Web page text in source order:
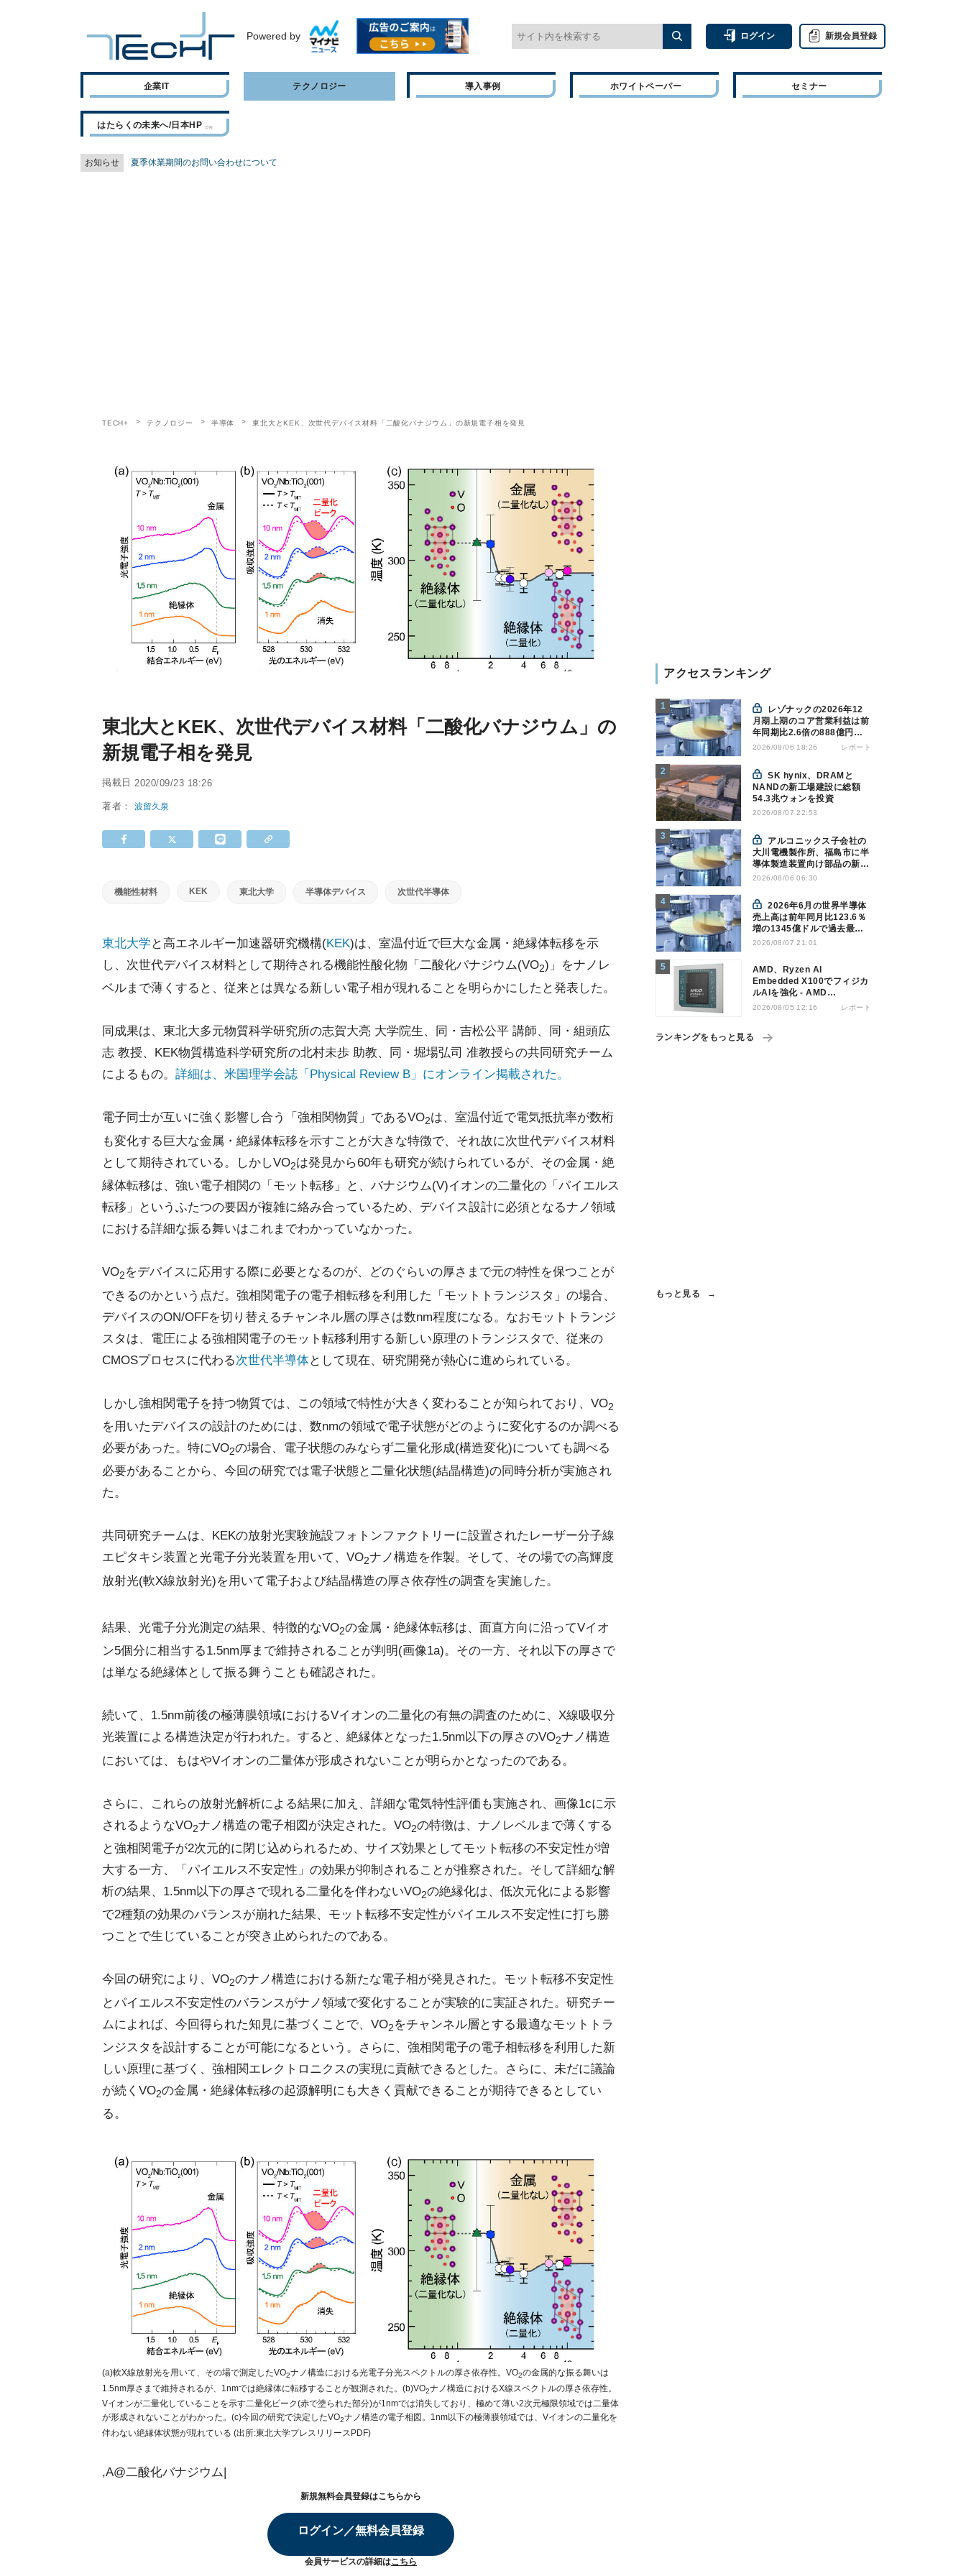
Powered by ログイン 新規会員登録
企業IT テクノロジー 導入事例 ホワイトペーパー セミナー
はたらくの未来へ/日本HP
お知らせ 夏季休業期間のお問い合わせについて
TECH+ テクノロジー 半導体 東北大とKEK、次世代デバイス材料「二酸化バナジウム」の新規電子相を発見
東北大とKEK、次世代デバイス材料「二酸化バナジウム」の
新規電子相を発見
掲載日 2020/09/23 18:26
著者：波留久泉
機能性材料 KEK 東北大学 半導体デバイス 次世代半導体
東北大学 と高エネルギー加速器研究機構(KEK)は、室温付近で巨大な金属・絶縁体転移を示
し、次世代デバイス材料として期待される機能性酸化物「二酸化バナジウム(VO2)」をナノレ
ベルまで薄くすると、従来とは異なる新しい電子相が現れることを明らかにしたと発表した。
同成果は、東北大多元物質科学研究所の志賀大亮 大学院生、同・吉松公平 講師、同・組頭広
志 教授、KEK物質構造科学研究所の北村未歩 助教、同・堀場弘司 准教授らの共同研究チーム
によるもの。 詳細は、米国理学会誌「Physical Review B」にオンライン掲載された。
電子同士が互いに強く影響し合う「強相関物質」であるVO2は、室温付近で電気抵抗率が数桁
も変化する巨大な金属・絶縁体転移を示すことが大きな特徴で、それ故に次世代デバイス材料
として期待されている。しかしVO2は発見から60年も研究が続けられているが、その金属・絶
縁体転移は、強い電子相関の「モット転移」と、バナジウム(V)イオンの二量化の「パイエルス
転移」というふたつの要因が複雑に絡み合っているため、デバイス設計に必須となるナノ領域
における詳細な振る舞いはこれまでわかっていなかった。
VO2をデバイスに応用する際に必要となるのが、どのぐらいの厚さまで元の特性を保つことが
できるのかという点だ。強相関電子の電子相転移を利用した「モットトランジスタ」の場合、
デバイスのON/OFFを切り替えるチャンネル層の厚さは数nm程度になる。なおモットトランジ
スタは、電圧による強相関電子のモット転移利用する新しい原理のトランジスタで、従来の
CMOSプロセスに代わる次世代半導体として現在、研究開発が熱心に進められている。
しかし強相関電子を持つ物質では、この領域で特性が大きく変わることが知られており、VO2
を用いたデバイスの設計のためには、数nmの領域で電子状態がどのように変化するのか調べる
必要があった。特にVO2の場合、電子状態のみならず二量化形成(構造変化)についても調べる
必要があることから、今回の研究では電子状態と二量化状態(結晶構造)の同時分析が実施され
た。
共同研究チームは、KEKの放射光実験施設フォトンファクトリーに設置されたレーザー分子線
エピタキシ装置と光電子分光装置を用いて、VO2ナノ構造を作製。そして、その場での高輝度
放射光(軟X線放射光)を用いて電子および結晶構造の厚さ依存性の調査を実施した。
結果、光電子分光測定の結果、特徴的なVO2の金属・絶縁体転移は、面直方向に沿ってVイオ
ン5個分に相当する1.5nm厚まで維持されることが判明(画像1a)。その一方、それ以下の厚さで
は単なる絶縁体として振る舞うことも確認された。
続いて、1.5nm前後の極薄膜領域におけるVイオンの二量化の有無の調査のために、X線吸収分
光装置による構造決定が行われた。すると、絶縁体となった1.5nm以下の厚さのVO2ナノ構造
においては、もはやVイオンの二量体が形成されないことが明らかとなったのである。
さらに、これらの放射光解析による結果に加え、詳細な電気特性評価も実施され、画像1cに示
されるようなVO2ナノ構造の電子相図が決定された。VO2の特徴は、ナノレベルまで薄くする
と強相関電子が2次元的に閉じ込められるため、サイズ効果としてモット転移の不安定性が増
大する一方、「パイエルス不安定性」の効果が抑制されることが推察された。そして詳細な解
析の結果、1.5nm以下の厚さで現れる二量化を伴わないVO2の絶縁化は、低次元化による影響
で2種類の効果のバランスが崩れた結果、モット転移不安定性がパイエルス不安定性に打ち勝
つことで生じていることが突き止められたのである。
今回の研究により、VO2のナノ構造における新たな電子相が発見された。モット転移不安定性
とパイエルス不安定性のバランスがナノ領域で変化することが実験的に実証された。研究チー
ムによれば、今回得られた知見に基づくことで、VO2をチャンネル層とする最適なモットトラ
ンジスタを設計することが可能になるという。さらに、強相関電子の電子相転移を利用した新
しい原理に基づく、強相関エレクトロニクスの実現に貢献できるとした。さらに、未だに議論
が続くVO2の金属・絶縁体転移の起源解明にも大きく貢献できることが期待できるとしてい
る。
(a)軟X線放射光を用いて、その場で測定したVO2ナノ構造における光電子分光スペクトルの厚さ依存性。VO2の金属的な振る舞いは
1.5nm厚さまで維持されるが、1nmでは絶縁体に転移することが観測された。(b)VO2ナノ構造におけるX線スペクトルの厚さ依存性。
Vイオンが二量化していることを示す二量化ピーク(赤で塗られた部分)が1nmでは消失しており、極めて薄い2次元極限領域では二量体
が形成されないことがわかった。(c)今回の研究で決定したVO2ナノ構造の電子相図。1nm以下の極薄膜領域では、Vイオンの二量化を
伴わない絶縁体状態が現れている (出所:東北大学プレスリリースPDF)
,A@二酸化バナジウム|
新規無料会員登録はこちらから
ログイン／無料会員登録
会員サービスの詳細はこちら
アクセスランキング
月期上期のコア営業利益は前
年同期比2.6倍の888億円、
AI向け半導体材料が好調
2026/08/06 18:26 レポート
SK hynix、DRAMと
NANDの新工場建設に総額
54.3兆ウォンを投資
2026/08/07 22:53
大川電機製作所、福島市に半
導体製造装置向け部品の新工
場建設を決定
2026/08/06 06:30
2026年6月の世界半導体
売上高は前年同月比123.6％
増の1345億ドルで過去最高
更新 SIA調べ
2026/08/07 21:01
AMD、Ryzen AI
Embedded X100でフィジカ
ルAIを強化 - AMD
Advancing AI 2026
2026/08/05 12:16 レポート
ランキングをもっと見る
もっと見る